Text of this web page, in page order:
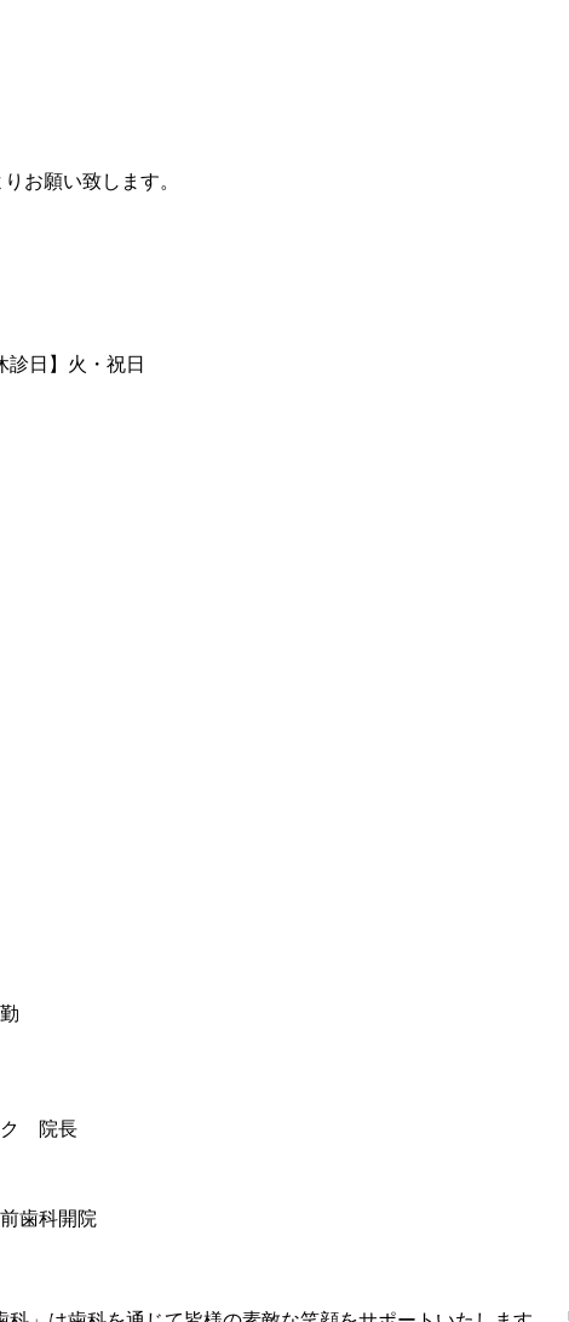
お願い致します。
日】火・祝日
ク 院長​
歯科開院